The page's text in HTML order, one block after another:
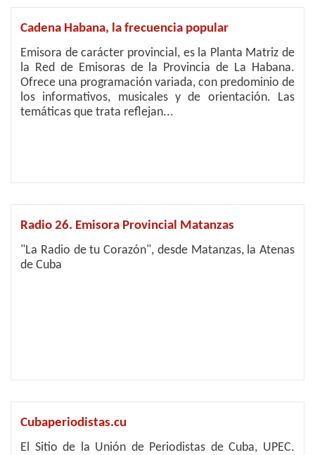
Cadena Habana, la frecuencia popular
Emisora de carácter provincial, es la Planta Matriz de
la Red de Emisoras de la Provincia de La Habana.
Ofrece una programación variada, con predominio de
los informativos, musicales y de orientación. Las
temáticas que trata reflejan...
Radio 26. Emisora Provincial Matanzas
"La Radio de tu Corazón", desde Matanzas, la Atenas
de Cuba
Cubaperiodistas.cu
El Sitio de la Unión de Periodistas de Cuba, UPEC.